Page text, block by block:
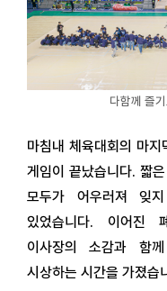
다함께 즐
마침내 체육대회의 마
게임이 끝났습니다. 짧
모두가 어우러져 잊
있었습니다. 이어진
이사장의 소감과 함
시상하는 시간을 가졌습